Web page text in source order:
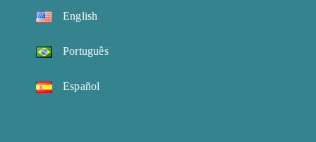
English
Português
Español